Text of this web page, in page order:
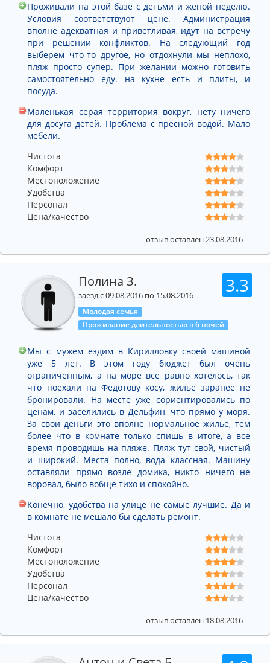
Проживали на этой базе с детьми и женой неделю.
Условия соответствуют цене. Администрация
вполне адекватная и приветливая, идут на встречу
при решении конфликтов. На следующий год
выберем что-то другое, но отдохнули мы неплохо,
пляж просто супер. При желании можно готовить
самостоятельно еду. на кухне есть и плиты, и
посуда.
Маленькая серая территория вокруг, нету ничего
для досуга детей. Проблема с пресной водой. Мало
мебели.
Чистота
Комфорт
Местоположение
Удобства
Персонал
Цена/качество
отзыв оставлен 23.08.2016
3.3
Полина З.
заезд с 09.08.2016 по 15.08.2016
Молодая семья
Проживание длительностью в 6 ночей
Мы с мужем ездим в Кирилловку своей машиной
уже 5 лет. В этом году бюджет был очень
ограниченным, а на море все равно хотелось, так
что поехали на Федотову косу, жилье заранее не
бронировали. На месте уже сориентировались по
ценам, и заселились в Дельфин, что прямо у моря.
За свои деньги это вполне нормальное жилье, тем
более что в комнате только спишь в итоге, а все
время проводишь на пляже. Пляж тут свой, чистый
и широкий. Места полно, вода классная. Машину
оставляли прямо возле домика, никто ничего не
воровал, было вобще тихо и спокойно.
Конечно, удобства на улице не самые лучшие. Да и
в комнате не мешало бы сделать ремонт.
Чистота
Комфорт
Местоположение
Удобства
Персонал
Цена/качество
отзыв оставлен 18.08.2016